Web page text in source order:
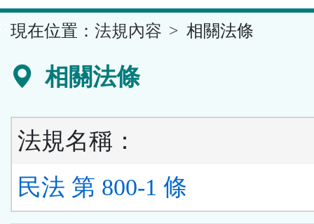
容
區
現在位置： 法規內容 相關法條
相關法條
法規名稱：
民法 第 800-1 條